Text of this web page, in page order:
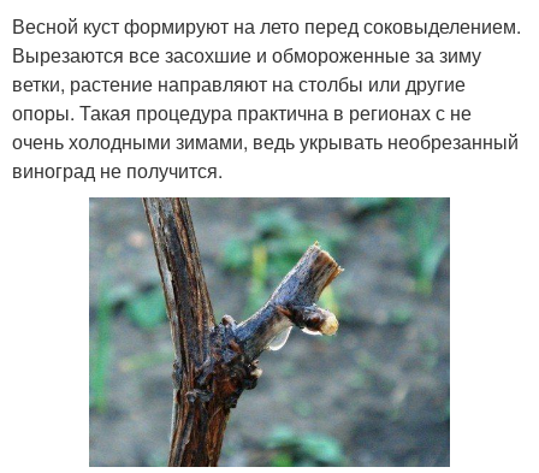
Весной куст формируют на лето перед соковыделением.
Вырезаются все засохшие и обмороженные за зиму
ветки, растение направляют на столбы или другие
опоры. Такая процедура практична в регионах с не
очень холодными зимами, ведь укрывать необрезанный
виноград не получится.